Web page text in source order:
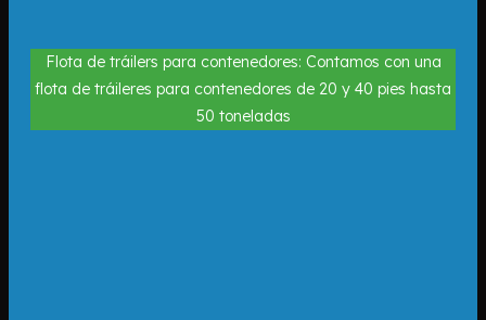
Flota de tráilers para contenedores: Contamos con una
flota de tráileres para contenedores de 20 y 40 pies hasta
50 toneladas